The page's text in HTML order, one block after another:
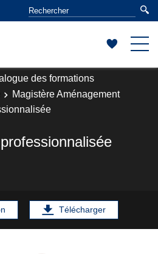
des formations
Magistère Aménagement
Télécharger